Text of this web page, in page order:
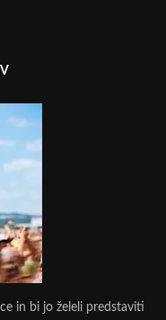
in bi jo želeli predstaviti